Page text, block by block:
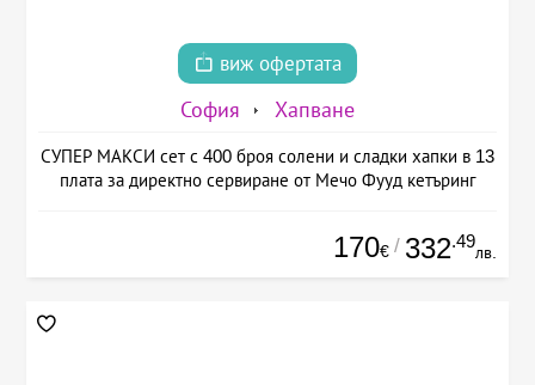
виж офертата
София Хапване
СУПЕР МАКСИ сет с 400 броя солени и сладки хапки в 13
плата за директно сервиране от Мечо Фууд кетъринг
170€ / 332.49
лв.